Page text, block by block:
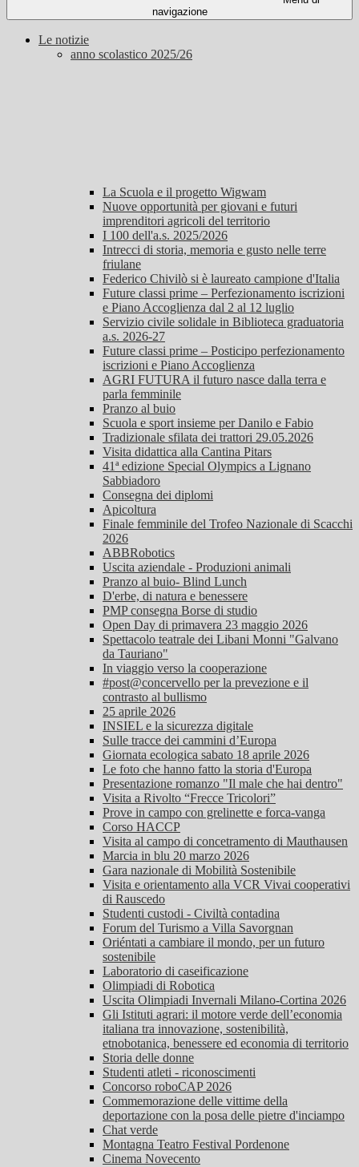
navigazione
Le notizie
anno scolastico 2025/26
La Scuola e il progetto Wigwam
Nuove opportunità per giovani e futuri
imprenditori agricoli del territorio
I 100 dell'a.s. 2025/2026
Intrecci di storia, memoria e gusto nelle terre
friulane
Federico Chivilò si è laureato campione d'Italia
Future classi prime – Perfezionamento iscrizioni
e Piano Accoglienza dal 2 al 12 luglio
Servizio civile solidale in Biblioteca graduatoria
a.s. 2026-27
Future classi prime – Posticipo perfezionamento
iscrizioni e Piano Accoglienza
AGRI FUTURA il futuro nasce dalla terra e
parla femminile
Pranzo al buio
Scuola e sport insieme per Danilo e Fabio
Tradizionale sfilata dei trattori 29.05.2026
Visita didattica alla Cantina Pitars
41ª edizione Special Olympics a Lignano
Sabbiadoro
Consegna dei diplomi
Apicoltura
Finale femminile del Trofeo Nazionale di Scacchi
2026
ABBRobotics
Uscita aziendale - Produzioni animali
Pranzo al buio- Blind Lunch
D'erbe, di natura e benessere
PMP consegna Borse di studio
Open Day di primavera 23 maggio 2026
Spettacolo teatrale dei Libani Monni "Galvano
da Tauriano"
In viaggio verso la cooperazione
#post@concervello per la prevezione e il
contrasto al bullismo
25 aprile 2026
INSIEL e la sicurezza digitale
Sulle tracce dei cammini d’Europa
Giornata ecologica sabato 18 aprile 2026
Le foto che hanno fatto la storia d'Europa
Presentazione romanzo "Il male che hai dentro"
Visita a Rivolto “Frecce Tricolori”
Prove in campo con grelinette e forca-vanga
Corso HACCP
Visita al campo di concetramento di Mauthausen
Marcia in blu 20 marzo 2026
Gara nazionale di Mobilità Sostenibile
Visita e orientamento alla VCR Vivai cooperativi
di Rauscedo
Studenti custodi - Civiltà contadina
Forum del Turismo a Villa Savorgnan
Oriéntati a cambiare il mondo, per un futuro
sostenibile
Laboratorio di caseificazione
Olimpiadi di Robotica
Uscita Olimpiadi Invernali Milano-Cortina 2026
Gli Istituti agrari: il motore verde dell’economia
italiana tra innovazione, sostenibilità,
etnobotanica, benessere ed economia di territorio
Storia delle donne
Studenti atleti - riconoscimenti
Concorso roboCAP 2026
Commemorazione delle vittime della
deportazione con la posa delle pietre d'inciampo
Chat verde
Montagna Teatro Festival Pordenone
Cinema Novecento